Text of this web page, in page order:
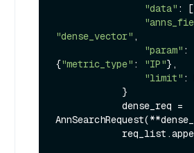
"data" :
"dense_vector" ,
"param" :
{"metric_type" : "IP"},
"limit" :